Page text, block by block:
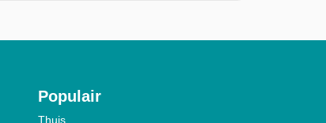
Populair
Thuis